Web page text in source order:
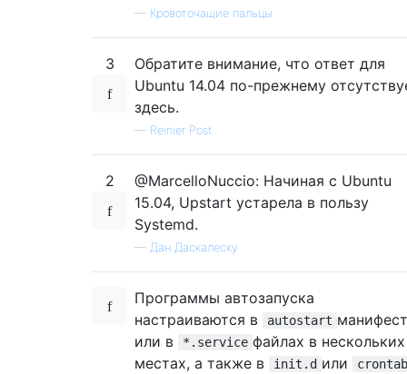
— Кровоточащие пальцы
3
Обратите внимание, что ответ для
Ubuntu 14.04 по-прежнему
здесь.
— Reinier Post
2
@MarcelloNuccio: Начиная с Ubuntu
15.04, Upstart устарела в пользу
Systemd.
— Дан Даскалеску
Программы автозапуска
настраиваются в
autostart
или в
*.service файлах в нескольких
местах, а также в
init.d или crontab